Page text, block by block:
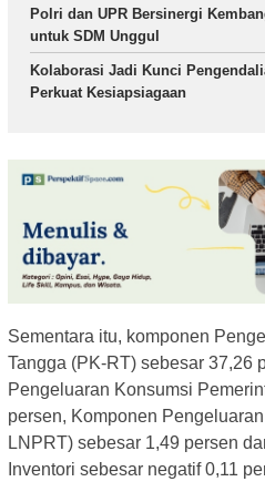
Polri dan UPR Bersinergi
untuk SDM Unggul
Kolaborasi Jadi Kunci
Perkuat Kesiapsiagaan
Sementara itu, komponen
Tangga (PK-RT) sebesar 37,26
Pengeluaran Konsumsi
persen, Komponen
LNPRT) sebesar 1,49 persen
Inventori sebesar negatif 0,11